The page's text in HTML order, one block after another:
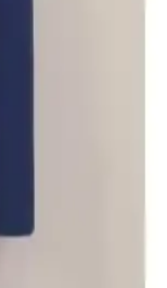
Yorumları
oluyoruz.
Yorumları
kullanıcı
kalite, emicilik